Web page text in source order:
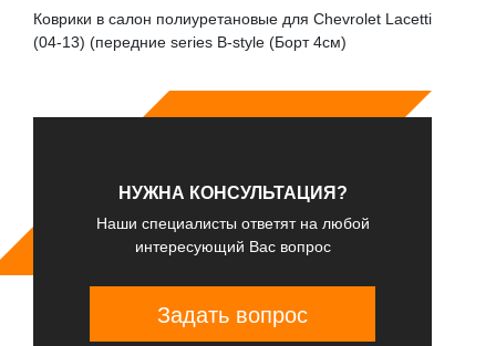
Коврики в салон полиуретановые для Chevrolet Lacetti
(04-13) (передние series B-style (Борт 4см)
НУЖНА КОНСУЛЬТАЦИЯ?
Наши специалисты ответят на любой
интересующий Вас вопрос
Задать вопрос